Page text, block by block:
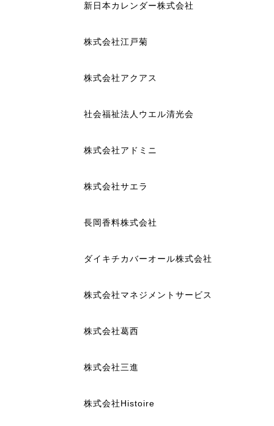
新日本カレンダー株式会社
株式会社江戸菊
株式会社アクアス
社会福祉法人ウエル清光会
株式会社アドミニ
株式会社サエラ
長岡香料株式会社
ダイキチカバーオール株式会社
株式会社マネジメントサービス
株式会社葛西
株式会社三進
株式会社Histoire